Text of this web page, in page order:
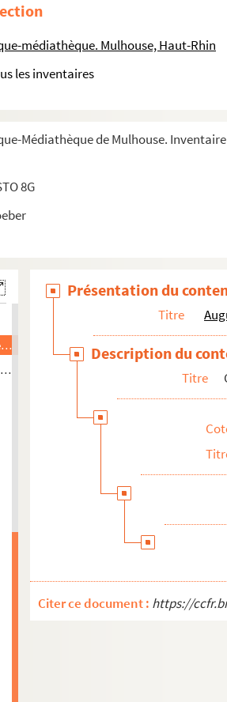
médiathèque. Mulhouse, Haut-Rhin
les inventaires
Médiathèque de Mulhouse.
8G
de Montbéliard)
Présentation du
Titre
Description du
Titre
Citer ce document : https://